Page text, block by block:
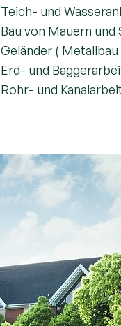
Teich- und
Bau von Mauern
Geländer ( Metallbau
Erd- und
Rohr- und